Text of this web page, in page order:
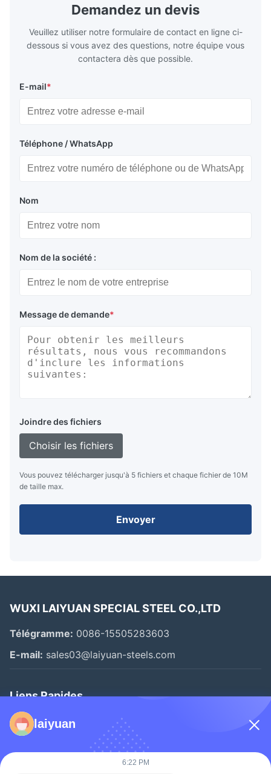
TH620 Standard JIS DIN ASTM GB EN AISI
Product Features High-quality tinplate with
Demandez un devis
Veuillez utiliser notre formulaire de contact en ligne ci-
dessous si vous avez des questions, notre équipe vous
contactera dès que possible.
E-mail*
Téléphone / WhatsApp
Nom
Nom de la société :
Message de demande*
Joindre des fichiers
Choisir les fichiers
Vous pouvez télécharger jusqu'à 5 fichiers et chaque fichier de 10M
de taille max.
Envoyer
WUXI LAIYUAN SPECIAL STEEL CO.,LTD
Télégramme: 0086-15505283603
E-mail: sales03@laiyuan-steels.com
Liens Rapides
Accueillaiyuan
6:22 PM